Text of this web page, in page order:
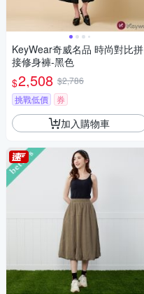
KeyWear奇威名品 時尚對比拼
接修身褲-黑色
$2,508 $2,786
挑戰低價
券
加入購物車